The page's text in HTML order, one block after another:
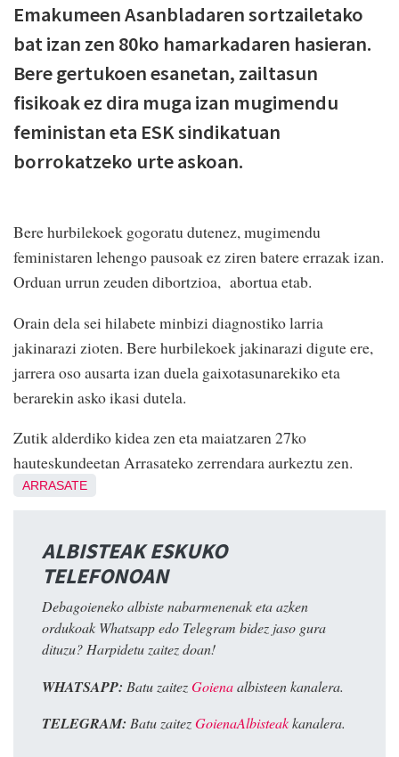
Emakumeen Asanbladaren sortzailetako
bat izan zen 80ko hamarkadaren hasieran.
Bere gertukoen esanetan, zailtasun
fisikoak ez dira muga izan mugimendu
feministan eta ESK sindikatuan
borrokatzeko urte askoan.
Bere hurbilekoek gogoratu dutenez, mugimendu
feministaren lehengo pausoak ez ziren batere errazak izan.
Orduan urrun zeuden dibortzioa, abortua etab.
Orain dela sei hilabete minbizi diagnostiko larria
jakinarazi zioten. Bere hurbilekoek jakinarazi digute ere,
jarrera oso ausarta izan duela gaixotasunarekiko eta
berarekin asko ikasi dutela.
Zutik alderdiko kidea zen eta maiatzaren 27ko
hauteskundeetan Arrasateko zerrendara aurkeztu zen.
ARRASATE
ALBISTEAK ESKUKO
TELEFONOAN
Debagoieneko albiste nabarmenenak eta azken
ordukoak Whatsapp edo Telegram bidez jaso gura
dituzu? Harpidetu zaitez doan!
WHATSAPP: Batu zaitezGoienaalbisteen kanalera.
TELEGRAM: Batu zaitezGoienaAlbisteakkanalera.